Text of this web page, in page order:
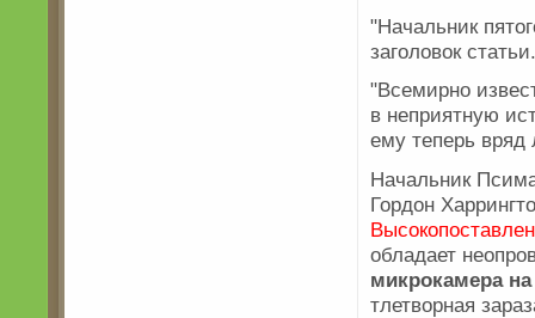
"Начальник
заголовок статьи.
"Всемирно
в неприятную
ему теперь
Начальник
Гордон
обладает
микрокамера на
тлетворная